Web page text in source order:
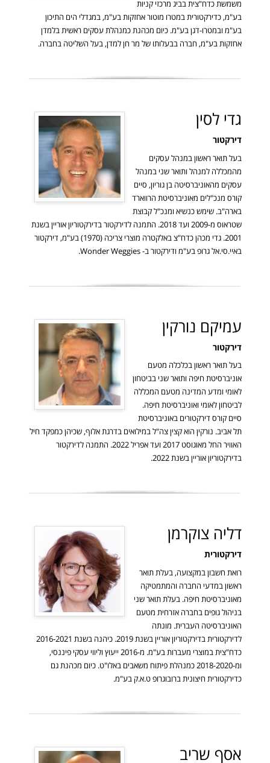
משמשת כדח"צית בביג מרכזי קניות
בע"מ, כדירקטורית במטרו מוטור אחזקות בע"מ, במגדלי הים התיכון
בע"מ ובמטרו-דגן בע"מ. כיום מכהנת כמנהלת עסקים ראשית בלמדן
אחזקות בע"מ, חברה בבעלותו של מר חן למדן, בעל השליטה בחברה.
גדי לסין
דירקטור
בעל תואר ראשון במנהל עסקים
מהמכללה למנהל ותואר שני במנהל
עסקים מהאוניברסיטה בן גוריון, סיים
קורס מנכ"לים מאוניברסיטת הרווארד
בארה"ב. שימש כנשיא ומנכ"ל קבוצת
שטראוס מ-2009 ועד 2018. התמנה לדירקטור בדירקטוריון אוריין בשנת
2001. גדי מכהן כדח"צ באלקטרה מוצרי צריכה (1970) בע"מ, דירקטור
באיי.סי.אל גרופ בע"מ ודירקטור ב- Wonder Weggies.
עמיקם נורקין
דירקטור
בעל תואר ראשון בכלכלה מטעם
אוניברסיטת חיפה ותואר שני בביטחון
לאומי ומדע המדינה מטעם המכללה
לביטחון לאומי ואוניברסיטת חיפה.
סיים קורס דירקטורים באוניברסיטת
תל אביב. נורקין הוא קצין צה"ל במילואים בדרגת אלוף, שכיהן כמפקד חיל
האוויר החל מאוגוסט 2017 ועד אפריל 2022. התמנה לדירקטור
בדירקטוריון אוריין בשנת 2022.
דליה צוקרמן
דירקטורית
רואת חשבון במקצועה, בעלת תואר
ראשון במדעי החברה והמתמטיקה
מאוניברסיטת חיפה. בעלת תואר שני
בניהול גופים בחברה אזרחית מטעם
האוניברסיטה העברית. מונתה
לדירקטורית בדירקטוריון אוריין בשנת 2019. כיהנה בשנת 2016-2021
כדח"צית במוצרי מעברות בע"מ. מ-2016 ייעוץ וליווי עסקי פיננסי,
ומ-2018-2020 כמנהלת פיתוח משאבים באלו"ט. כיום מכהנת גם
כדירקטורית חיצונית ברובוגרופ ט.א.ק בע"מ.
אסף שריב